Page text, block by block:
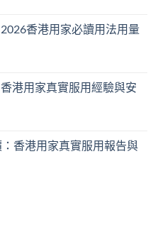
香港用家必讀用法用量
港用家真實服用經驗與安
香港用家真實服用報告與